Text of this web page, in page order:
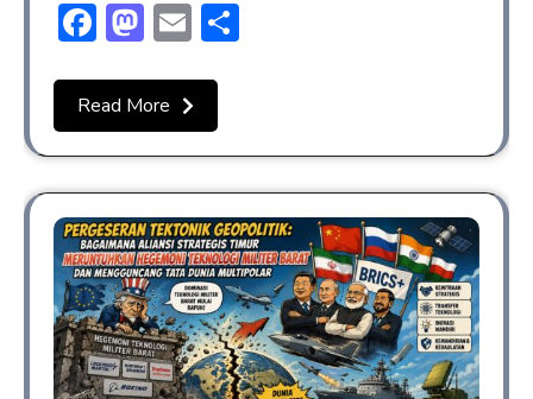
Facebook
Mastodon
Email
Read More